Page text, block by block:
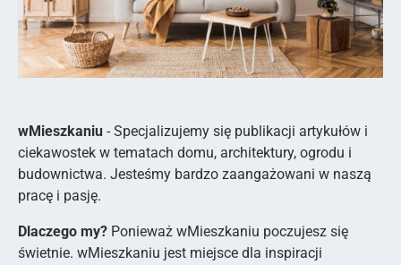
wMieszkaniu - Specjalizujemy się publikacji artykułów i
ciekawostek w tematach domu, architektury, ogrodu i
budownictwa. Jesteśmy bardzo zaangażowani w naszą
pracę i pasję.
Dlaczego my? Ponieważ wMieszkaniu poczujesz się
świetnie. wMieszkaniu jest miejsce dla inspiracji